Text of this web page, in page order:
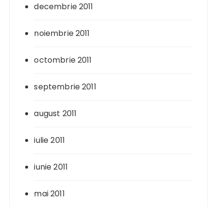
decembrie 2011
noiembrie 2011
octombrie 2011
septembrie 2011
august 2011
iulie 2011
iunie 2011
mai 2011